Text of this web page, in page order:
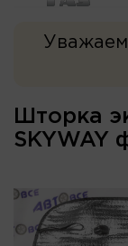
Шторка
SKYWAY